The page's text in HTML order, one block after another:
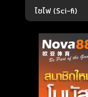
ไซไฟ (Sci-fi)